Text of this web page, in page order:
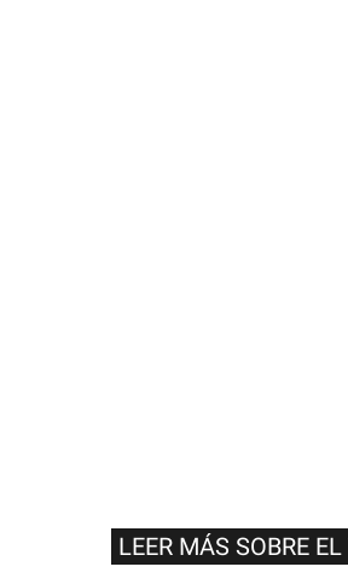
LEER MÁS SOBRE